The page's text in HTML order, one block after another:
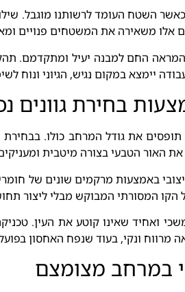
השטח העומד לרשותנו מוגבל.
אלו משאירה את המשטחים פנויים
החם למבנה יעיל ומתקדמם.
יימצא במקום נגיש, הגיוני ונוח
בחירת גוונים
את גודל המרחב כולו.
את האור הטבעי בצורה מיטבית
באמצעות מרקמים שונים של
הקו המסורתי המבוקש מבלי ליצור
ואחיד שאינו קוטע את העין.
ונקי, בעוד שנפח האחסון
במרחב מצומצם